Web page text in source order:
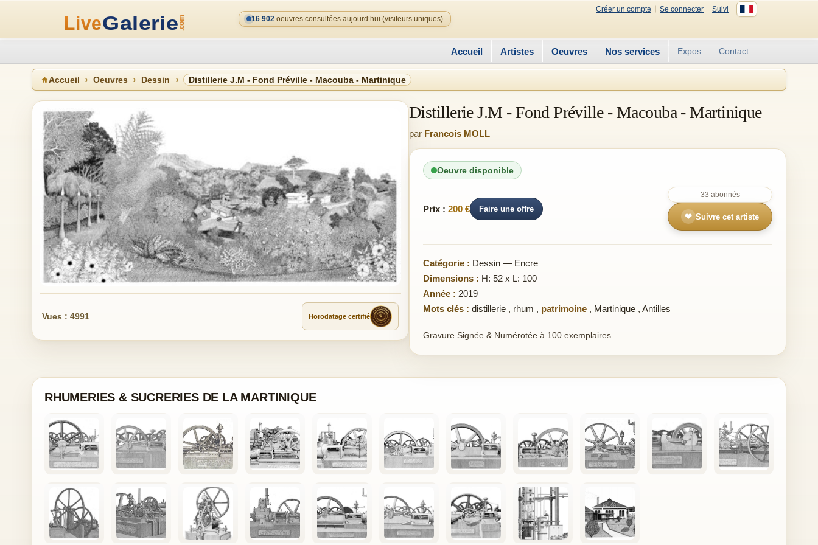
Créer un compte Se connecter
Suivi
16 902 oeuvres consultées aujourd’hui (visiteurs uniques)
Accueil Artistes Oeuvres Nos services Expos Contact
Accueil Oeuvres Dessin Distillerie J.M - Fond Préville - Macouba - Martinique
Vues : 4991 Horodatage certifié
Distillerie J.M - Fond Préville - Macouba - Martinique
par Francois MOLL
Oeuvre disponible
Prix : 200 € Faire une offre
33 abonnés
❤ Suivre cet artiste
Catégorie : Dessin — Encre
Dimensions : H: 52 x L: 100
Année : 2019
Mots clés : distillerie , rhum , patrimoine , Martinique , Antilles
Gravure Signée & Numérotée à 100 exemplaires
RHUMERIES & SUCRERIES DE LA MARTINIQUE